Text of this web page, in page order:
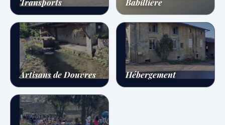
Artisans de Douvres Hébergement